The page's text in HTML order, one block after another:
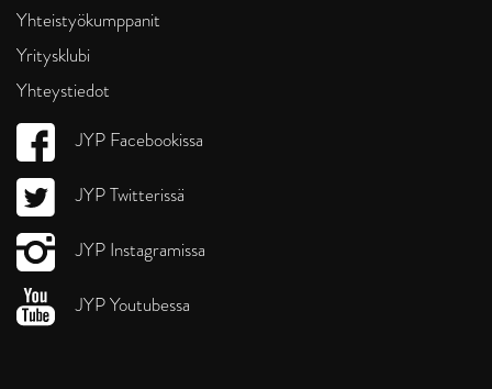
Yhteistyökumppanit
Yritysklubi
Yhteystiedot
JYP Facebookissa
JYP Twitterissä
JYP Instagramissa
JYP Youtubessa